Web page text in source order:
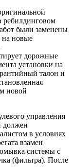
ребилдинговом
были заменены
на новые
дорожные
установки на
талон и
новой
управления
должен
в условиях
взамен
системы с
(фильтра). После